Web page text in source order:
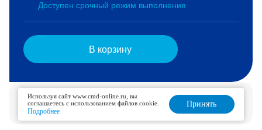
Доступен срочный режим выполнения
В корзину
Услуга доступна для дозаказа в течение 2 дней.
Подробнее
Используя сайт www.cmd-online.ru, вы
соглашаетесь с использованием файлов cookie.
Подробнее
Принять